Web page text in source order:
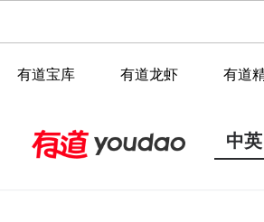
有道宝库 有道龙虾 有道
中英